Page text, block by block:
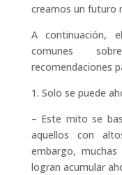
creamos un futuro
A continuación,
comunes
recomendaciones
1. Solo se puede
– Este mito se
aquellos con
embargo,
logran acumular